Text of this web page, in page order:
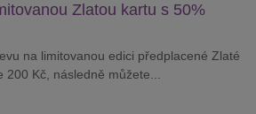
Zlatou kartu s 50%
na limitovanou edici předplacené Zlaté
Kč, následně můžete...